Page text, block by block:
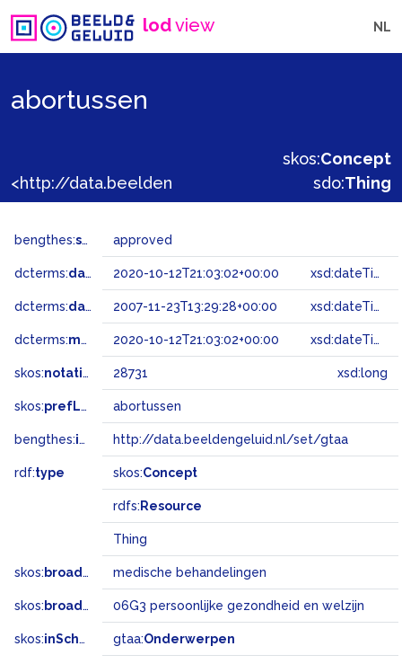
lodview NL
abortussen
skos:Concept
sdo:Thing
bengthes:status approved
dcterms:dateAccepted 2020-10-12T21:03:02+00:00 xsd:dateTime
dcterms:dateSubmitted 2007-11-23T13:29:28+00:00 xsd:dateTime
dcterms:modified 2020-10-12T21:03:02+00:00 xsd:dateTime
skos:notation 28731 xsd:long
skos:prefLabel abortussen
bengthes:inSet http://data.beeldengeluid.nl/set/gtaa
rdf:type skos:Concept
rdfs: Resource
Thing
skos: broader medische behandelingen
skos: broadMatch 06G3 persoonlijke gezondheid en welzijn
skos:inScheme gtaa:Onderwerpen